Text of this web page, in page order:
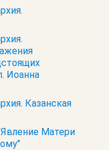
Иоанна
Казанская
Матери